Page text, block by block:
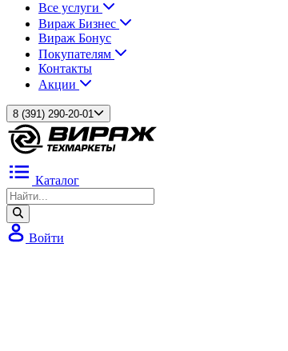
Все услуги
Вираж Бизнес
Вираж Бонус
Покупателям
Контакты
Акции
8 (391) 290-20-01
Каталог
Войти